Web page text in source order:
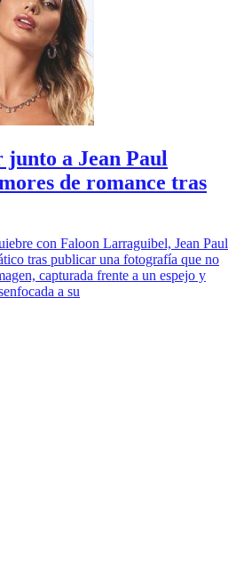
a Jean Paul
de romance tras
con Faloon Larraguibel, Jean Paul
tras publicar una fotografía que no
capturada frente a un espejo y
a su